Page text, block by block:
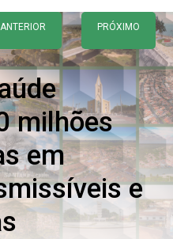
ANTERIOR PRÓXIMO
milhões
em
e